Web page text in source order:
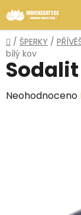
na
obsah
Domů
/ ŠPERKY /
bílý kov
Průměrné
Neohodnoceno